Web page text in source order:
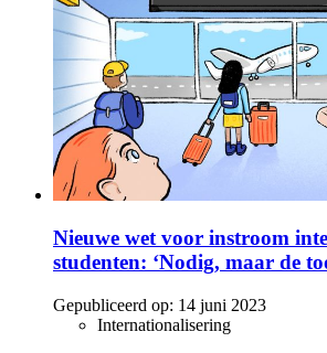
Nieuwe wet voor instroom
studenten: ‘Nodig, maar de
Gepubliceerd op: 14 juni 2023
Internationalisering